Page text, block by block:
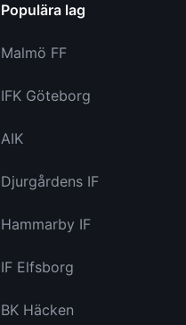
Populära lag
Malmö FF
IFK Göteborg
AIK
Djurgårdens IF
Hammarby IF
IF Elfsborg
BK Häcken